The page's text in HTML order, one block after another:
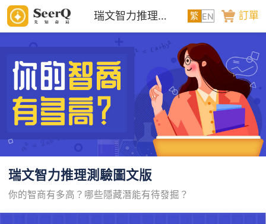
瑞文智力推理測驗圖文版 繁 EN 訂單
瑞文智力推理測驗圖文版
你的智商有多高？哪些隱藏潛能有待發掘？